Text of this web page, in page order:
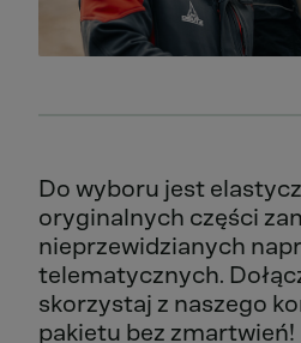
Do wyboru jest
oryginalnych części
nieprzewidzianych
telematycznych.
skorzystaj z naszego
pakietu bez zmartwień!